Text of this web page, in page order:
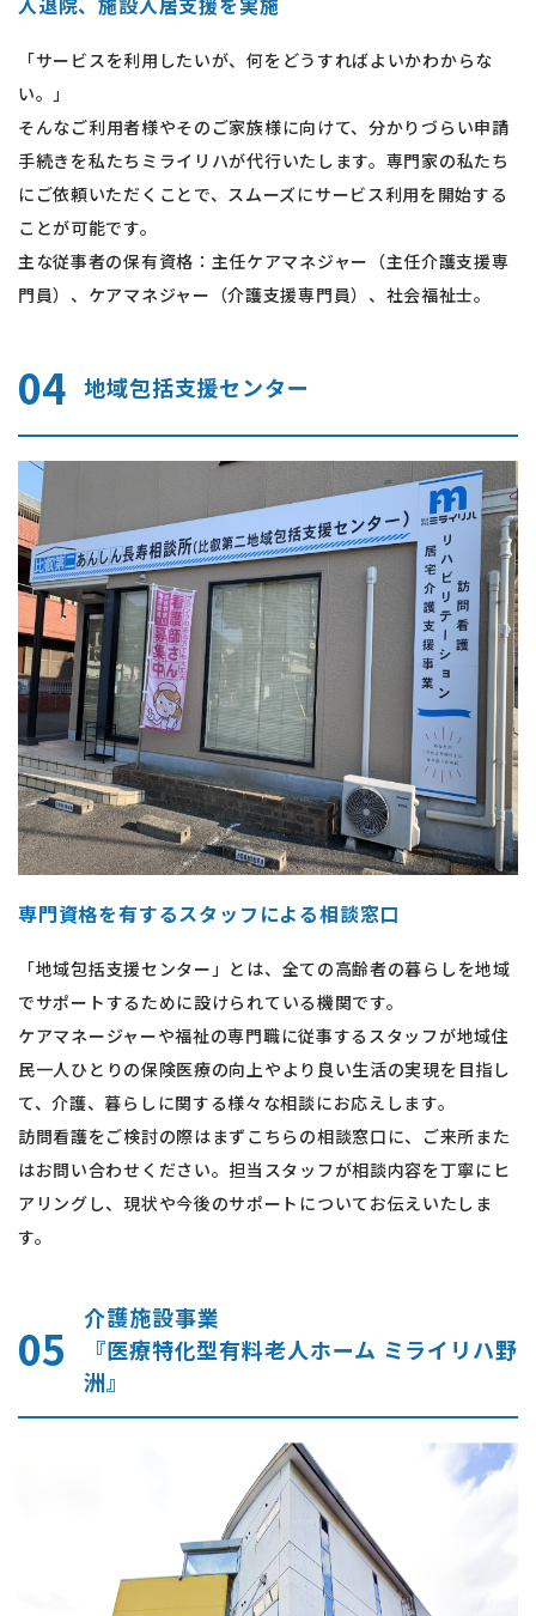
「サービスを利用したいが、何をどうすればよいかわからな
い。」
そんなご利用者様やそのご家族様に向けて、分かりづらい申請
手続きを私たちミライリハが代行いたします。専門家の私たち
にご依頼いただくことで、スムーズにサービス利用を開始する
ことが可能です。
主な従事者の保有資格：主任ケアマネジャー（主任介護支援専
門員）、ケアマネジャー（介護支援専門員）、社会福祉士。
04 地域包括支援センター
専門資格を有するスタッフによる相談窓口
「地域包括支援センター」とは、全ての高齢者の暮らしを地域
でサポートするために設けられている機関です。
ケアマネージャーや福祉の専門職に従事するスタッフが地域住
民一人ひとりの保険医療の向上やより良い生活の実現を目指し
て、介護、暮らしに関する様々な相談にお応えします。
訪問看護をご検討の際はまずこちらの相談窓口に、ご来所また
はお問い合わせください。担当スタッフが相談内容を丁寧にヒ
アリングし、現状や今後のサポートについてお伝えいたしま
す。
05
介護施設事業
『医療特化型有料老人ホーム ミライリハ野
洲』